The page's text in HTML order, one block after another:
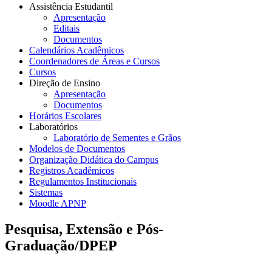
Assistência Estudantil
Apresentação
Editais
Documentos
Calendários Acadêmicos
Coordenadores de Áreas e Cursos
Cursos
Direção de Ensino
Apresentação
Documentos
Horários Escolares
Laboratórios
Laboratório de Sementes e Grãos
Modelos de Documentos
Organização Didática do Campus
Registros Acadêmicos
Regulamentos Institucionais
Sistemas
Moodle APNP
Pesquisa, Extensão e Pós-
Graduação/DPEP